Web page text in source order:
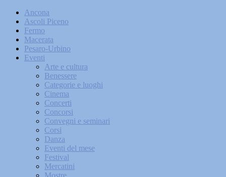
Ancona
Ascoli Piceno
Fermo
Macerata
Pesaro-Urbino
Eventi
Arte e cultura
Benessere
Categorie e luoghi
Cinema
Concerti
Concorsi
Convegni e seminari
Corsi
Danza
Eventi del mese
Festival
Mercatini
Mostre